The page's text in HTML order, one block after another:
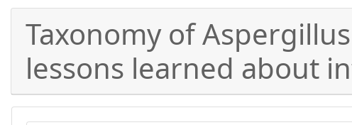
Taxonomy of
lessons learned about